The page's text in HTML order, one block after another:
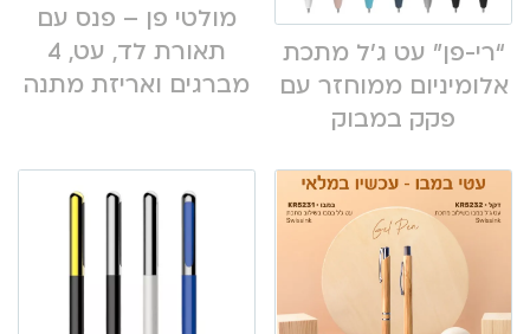
“רי-פן” עט ג’ל מתכת
אלומיניום ממוחזר עם
פקק במבוק
מולטי פן – פנס עם
תאורת לד, עט, 4
מברגים ואריזת מתנה